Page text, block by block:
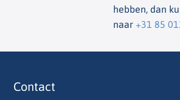
hebben, dan
naar +31 85
Contact